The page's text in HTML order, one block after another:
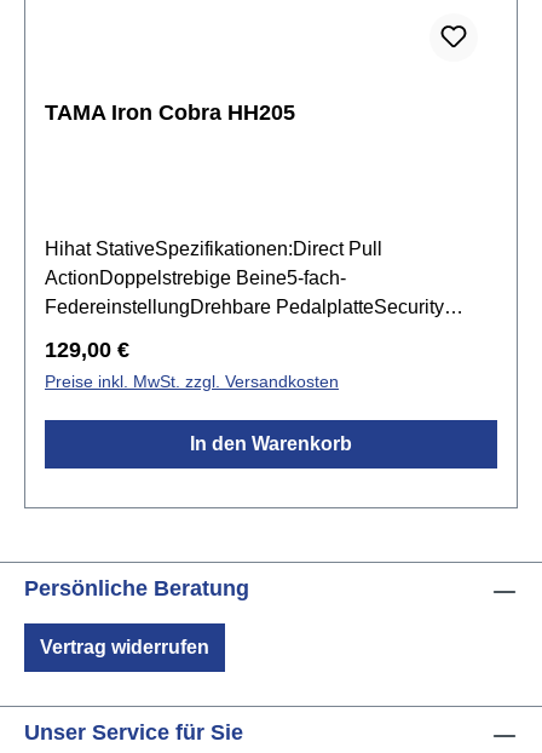
TAMA Iron Cobra HH205
Hihat StativeSpezifikationen:Direct Pull
ActionDoppelstrebige Beine5-fach-
FedereinstellungDrehbare PedalplatteSecurity
Regulärer Preis:
129,00 €
Preise inkl. MwSt. zzgl. Versandkosten
In den Warenkorb
Persönliche Beratung
Vertrag widerrufen
Unser Service für Sie